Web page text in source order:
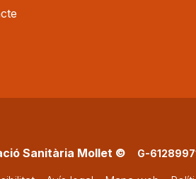
Sanitària Mollet © G-